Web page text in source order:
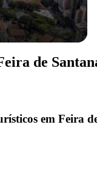
de
em Feira